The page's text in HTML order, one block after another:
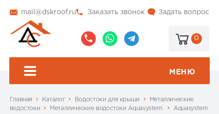
mail@dskroof.ru Задать вопрос
Заказать звонок
0
МЕНЮ
Главная Каталог Водостоки для крыши
Металлические
водостоки
Металлические водостоки Aquasystem
Aquasystem